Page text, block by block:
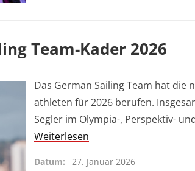
Team-Kader 2026
Das German Sailing Team hat die
athleten für 2026 berufen.
Segler im Olympia-, Perspektiv-
Weiterlesen
Datum 27. Januar 2026